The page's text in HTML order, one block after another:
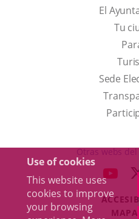
Use of cookies
This website uses
cookies to improve
your browsing
El
Tu
Sede
Otras webs
MAPA